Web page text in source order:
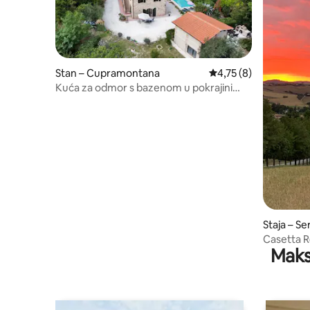
Stan – Cupramontana Prosječna ocjena:
4,75 (8)
Kuća za odmor s bazenom u pokrajini
Staja –
Casetta